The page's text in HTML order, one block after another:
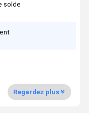
solde
Regardez plus